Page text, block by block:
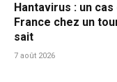
Hantavirus : un
France chez un
sait
7 août 2026